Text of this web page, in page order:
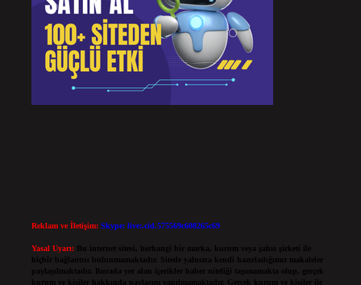
Reklam ve İletişim: Skype: live:.cid.575569c608265c69
Yasal Uyarı:
Bu internet sitesi, herhangi bir marka, kurum veya şahıs şirketi ile
hiçbir bağlantısı bulunmamaktadır. Sitede yalnızca kendi hazırladığımız makaleler
paylaşılmaktadır. Burada yer alan içerikler haber niteliği taşımamakta olup, gerçek
kurum ve kişiler hakkında paylaşım yapılmamaktadır. Gerçek kurum ve kişiler ile